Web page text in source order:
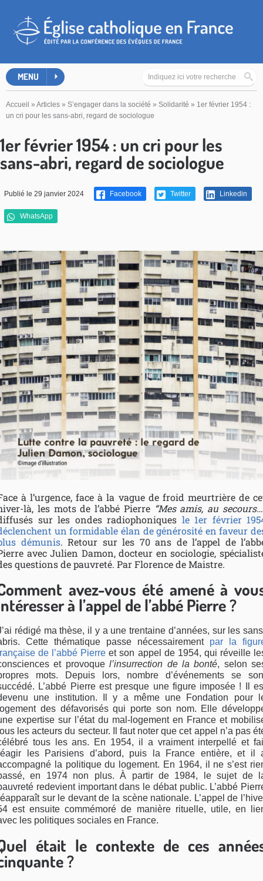
MENU
Accueil » Articles » S’engager dans la société » Solidarité » 1er février 1954 :
un cri pour les sans-abri, regard de sociologue
1er février 1954 : un cri pour les
sans-abri, regard de sociologue
Publié le 29 janvier 2024 Facebook Twitter Linkedin
WhatsApp
à l’urgence, face à la vague de froid meurtrière de
là, les mots de l’abbé Pierre “Mes amis, au
sur les ondes radiophoniques le 1er février
un formidable élan de générosité en faveur
démunis. Retour sur les 70 ans de l’appel de
avec Julien Damon, docteur en sociologie,
questions de pauvreté. Par Florence de Maistre.
avez-vous été amené à
à l’appel de l’abbé Pierre ?
rédigé ma thèse, il y a une trentaine d’années, sur les
Cette thématique passe nécessairement par la
de l’abbé Pierre et son appel de 1954, qui réveille
et provoquel’insurrection de la bonté, selon
mots. Depuis lors, nombre d’événements se
L’abbé Pierre est presque une figure imposée ! Il
une institution. Il y a même une Fondation pour
des défavorisés qui porte son nom. Elle
expertise sur l’état du mal-logement en France et
les acteurs du secteur. Il faut noter que cet appel n’a pas
tous les ans. En 1954, il a vraiment interpellé et
les Parisiens d’abord, puis la France entière, et il
la politique du logement. En 1964, il ne s’est
en 1974 non plus. À partir de 1984, le sujet de
redevient important dans le débat public. L’abbé
sur le devant de la scène nationale. L’appel de
est ensuite commémoré de manière rituelle, utile, en
les politiques sociales en France.
était le contexte de ces
?